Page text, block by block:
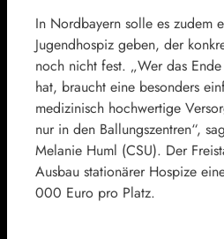
In Nordbayern solle es zudem
Jugendhospiz geben, der
noch nicht fest. „Wer das
hat, braucht eine besonders
medizinisch hochwertige
nur in den Ballungszentren“,
Melanie Huml (CSU). Der
Ausbau stationärer Hospize
000 Euro pro Platz.